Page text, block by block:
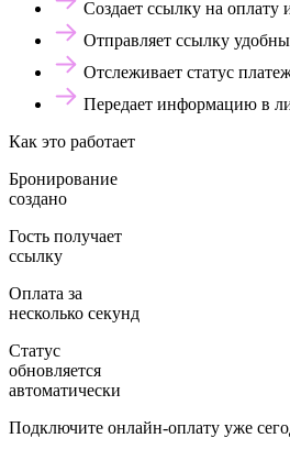
Создает ссылку на оплату
Отправляет ссылку
Отслеживает статус
Передает информацию в
Как это работает
Бронирование
создано
Гость получает
ссылку
Оплата за
несколько секунд
Статус
обновляется
автоматически
Подключите онлайн-оплату уже